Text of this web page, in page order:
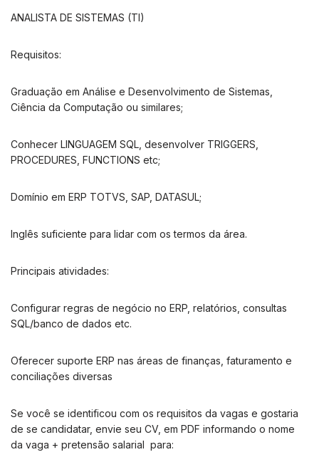
ANALISTA DE SISTEMAS (TI)
Requisitos:
Graduação em Análise e Desenvolvimento de Sistemas,
Ciência da Computação ou similares;
Conhecer LINGUAGEM SQL, desenvolver TRIGGERS,
PROCEDURES, FUNCTIONS etc;
Domínio em ERP TOTVS, SAP, DATASUL;
Inglês suficiente para lidar com os termos da área.
Principais atividades:
Configurar regras de negócio no ERP, relatórios, consultas
SQL/banco de dados etc.
Oferecer suporte ERP nas áreas de finanças, faturamento e
conciliações diversas
Se você se identificou com os requisitos da vagas e gostaria
de se candidatar, envie seu CV, em PDF informando o nome
da vaga + pretensão salarial para: